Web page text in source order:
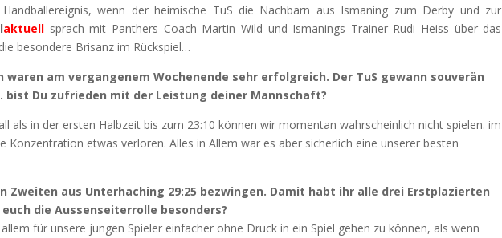
wenn der heimische TuS die Nachbarn aus Ismaning zum Derby und zur
aktuell sprach mit Panthers Coach Martin Wild und Ismanings Trainer Rudi Heiss über das
besondere Brisanz im Rückspiel…
waren am vergangenem Wochenende sehr erfolgreich. Der TuS gewann souverän
bist Du zufrieden mit der Leistung deiner Mannschaft?
als in der ersten Halbzeit bis zum 23:10 können wir momentan wahrscheinlich nicht spielen. im
Konzentration etwas verloren. Alles in Allem war es aber sicherlich eine unserer besten
Zweiten aus Unterhaching 29:25 bezwingen. Damit habt ihr alle drei Erstplazierten
die Aussenseiterrolle besonders?
für unsere jungen Spieler einfacher ohne Druck in ein Spiel gehen zu können, als wenn